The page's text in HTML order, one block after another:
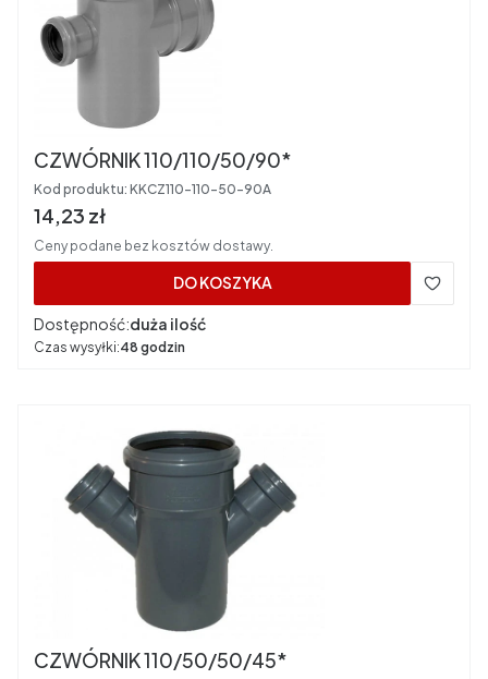
CZWÓRNIK 110/110/50/90*
Kod produktu: KKCZ110-110-50-90A
Cena brutto
14,23 zł
Ceny podane bez kosztów dostawy.
DO KOSZYKA
Dostępność:duża ilość
Czas wysyłki:48 godzin
CZWÓRNIK 110/50/50/45*